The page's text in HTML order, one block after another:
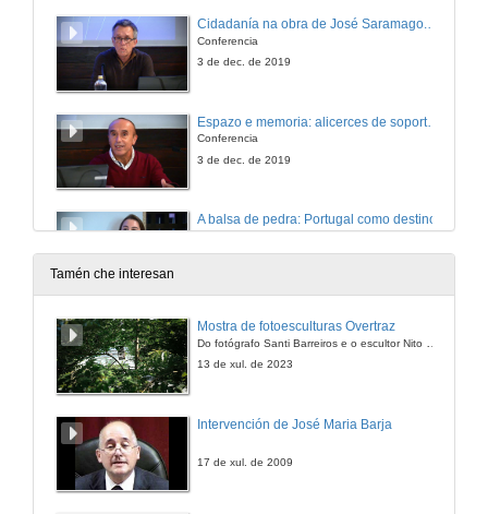
Cidadanía na obra de José Saramago. Unha reflexión a partir dos valores presentes no Ensaio sobre a Cegueira
Conferencia
3 de dec. de 2019
Conferencia
3 de dec. de 2019
A balsa de pedra: Portugal como destino
3 de dec. de 2019
Tamén che interesan
Mostra de fotoesculturas Overtraz
13 de xul. de 2023
Intervención de José Maria Barja
17 de xul. de 2009